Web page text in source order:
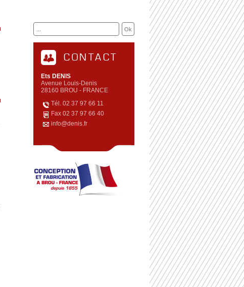
CONTACT
Ets DENIS
Avenue Louis-Denis
28160 BROU - FRANCE
Tél. 02 37 97 66 11
Fax 02 37 97 66 40
info@denis.fr